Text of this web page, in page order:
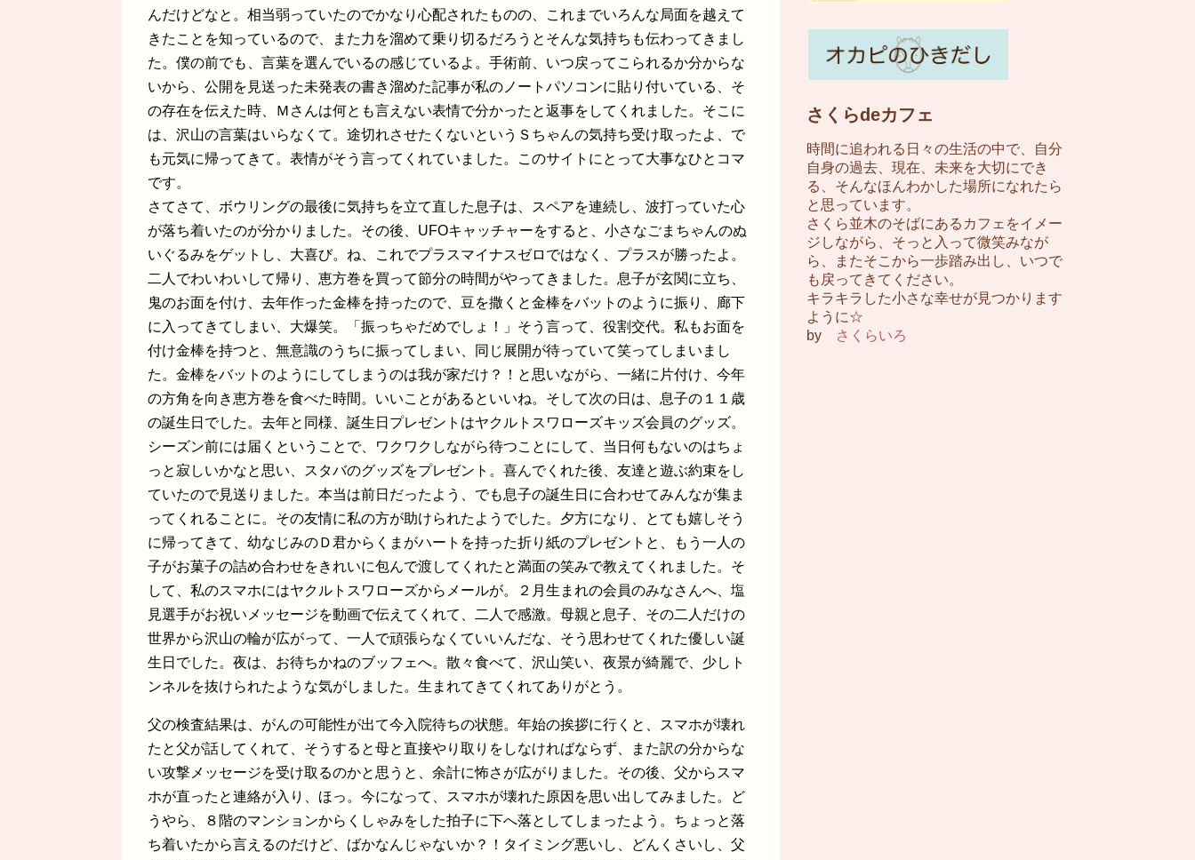
んだけどなと。相当弱っていたのでかなり心配されたものの、これまでいろんな局面を越えて
きたことを知っているので、また力を溜めて乗り切るだろうとそんな気持ちも伝わってきまし
た。僕の前でも、言葉を選んでいるの感じているよ。手術前、いつ戻ってこられるか分からな
いから、公開を見送った未発表の書き溜めた記事が私のノートパソコンに貼り付いている、そ
の存在を伝えた時、Ｍさんは何とも言えない表情で分かったと返事をしてくれました。そこに
は、沢山の言葉はいらなくて。途切れさせたくないというＳちゃんの気持ち受け取ったよ、で
も元気に帰ってきて。表情がそう言ってくれていました。このサイトにとって大事なひとコマ
です。
さてさて、ボウリングの最後に気持ちを立て直した息子は、スペアを連続し、波打っていた心
が落ち着いたのが分かりました。その後、UFOキャッチャーをすると、小さなごまちゃんのぬ
いぐるみをゲットし、大喜び。ね、これでプラスマイナスゼロではなく、プラスが勝ったよ。
二人でわいわいして帰り、恵方巻を買って節分の時間がやってきました。息子が玄関に立ち、
鬼のお面を付け、去年作った金棒を持ったので、豆を撒くと金棒をバットのように振り、廊下
に入ってきてしまい、大爆笑。「振っちゃだめでしょ！」そう言って、役割交代。私もお面を
付け金棒を持つと、無意識のうちに振ってしまい、同じ展開が待っていて笑ってしまいまし
た。金棒をバットのようにしてしまうのは我が家だけ？！と思いながら、一緒に片付け、今年
の方角を向き恵方巻を食べた時間。いいことがあるといいね。そして次の日は、息子の１１歳
の誕生日でした。去年と同様、誕生日プレゼントはヤクルトスワローズキッズ会員のグッズ。
シーズン前には届くということで、ワクワクしながら待つことにして、当日何もないのはちょ
っと寂しいかなと思い、スタバのグッズをプレゼント。喜んでくれた後、友達と遊ぶ約束をし
ていたので見送りました。本当は前日だったよう、でも息子の誕生日に合わせてみんなが集ま
ってくれることに。その友情に私の方が助けられたようでした。夕方になり、とても嬉しそう
に帰ってきて、幼なじみのＤ君からくまがハートを持った折り紙のプレゼントと、もう一人の
子がお菓子の詰め合わせをきれいに包んで渡してくれたと満面の笑みで教えてくれました。そ
して、私のスマホにはヤクルトスワローズからメールが。２月生まれの会員のみなさんへ、塩
見選手がお祝いメッセージを動画で伝えてくれて、二人で感激。母親と息子、その二人だけの
世界から沢山の輪が広がって、一人で頑張らなくていいんだな、そう思わせてくれた優しい誕
生日でした。夜は、お待ちかねのブッフェへ。散々食べて、沢山笑い、夜景が綺麗で、少しト
ンネルを抜けられたような気がしました。生まれてきてくれてありがとう。
父の検査結果は、がんの可能性が出て今入院待ちの状態。年始の挨拶に行くと、スマホが壊れ
たと父が話してくれて、そうすると母と直接やり取りをしなければならず、また訳の分からな
い攻撃メッセージを受け取るのかと思うと、余計に怖さが広がりました。その後、父からスマ
ホが直ったと連絡が入り、ほっ。今になって、スマホが壊れた原因を思い出してみました。ど
うやら、８階のマンションからくしゃみをした拍子に下へ落としてしまったよう。ちょっと落
ち着いたから言えるのだけど、ばかなんじゃないか？！タイミング悪いし、どんくさいし、父
さくらdeカフェ
時間に追われる日々の生活の中で、自分
自身の過去、現在、未来を大切にでき
る、そんなほんわかした場所になれたら
と思っています。
さくら並木のそばにあるカフェをイメー
ジしながら、そっと入って微笑みなが
ら、またそこから一歩踏み出し、いつで
も戻ってきてください。
キラキラした小さな幸せが見つかります
ように☆
by
さくらいろ